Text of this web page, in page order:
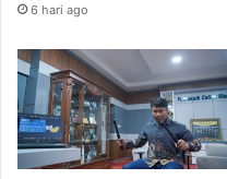
6 hari ago